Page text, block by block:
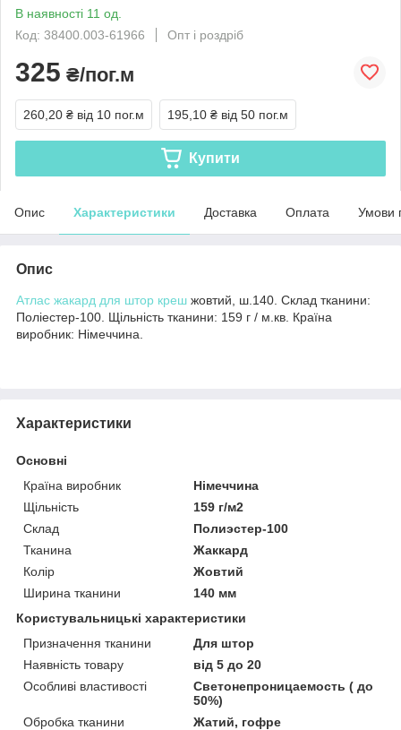
В наявності 11 од.
Код: 38400.003-61966
Опт і роздріб
325 ₴/пог.м
260,20 ₴ від 10 пог.м 195,10 ₴ від 50 пог.м
Купити
Опис Характеристики Доставка Оплата Умови
Опис
Атлас жакард для штор креш жовтий, ш.140. Склад тканини:
Поліестер-100. Щільність тканини: 159 г / м.кв. Країна
виробник: Німеччина.
Характеристики
Основні
Країна виробник
Німеччина
Щільність
159 г/м2
Склад
Полиэстер-100
Тканина
Жаккард
Колір
Жовтий
Ширина тканини
140 мм
Користувальницькі характеристики
Призначення тканини
Для штор
Наявність товару
від 5 до 20
Особливі властивості
Светонепроницаемость ( до
50%)
Обробка тканини
Жатий, гофре